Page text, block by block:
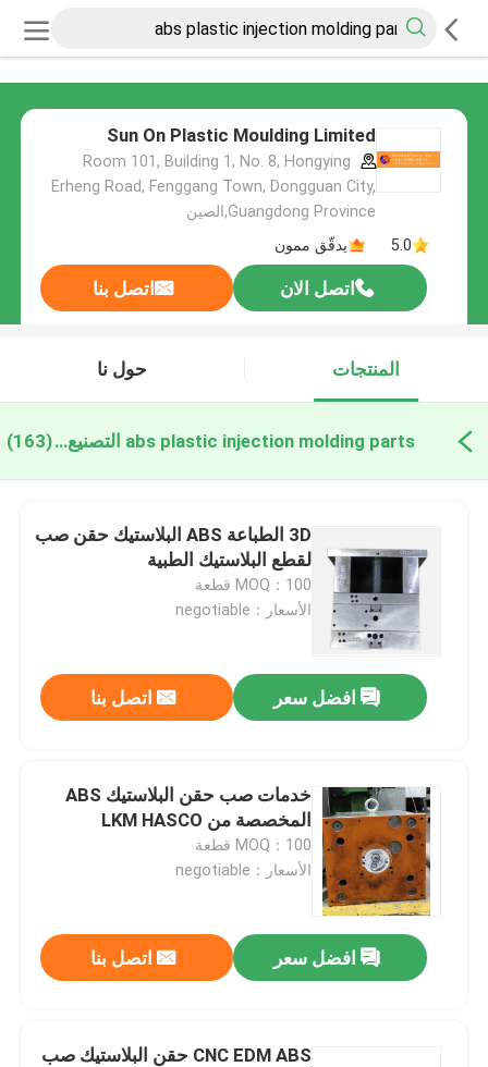
Sun On Plastic Moulding Limited
Room 101, Building 1, No. 8, Hongying
Erheng Road, Fenggang Town, Dongguan City,
Guangdong Province,الصين
5.0
يدقّق ممون
اتصل الان اتصل بنا
المنتجات حول نا
abs plastic injection molding parts التصنيع عبر الإنترنت(163)
3D الطباعة ABS البلاستيك حقن صب
لقطع البلاستيك الطبية
MOQ：100 قطعة
الأسعار：negotiable
افضل سعر اتصل بنا
خدمات صب حقن البلاستيك ABS
المخصصة من LKM HASCO
MOQ：100 قطعة
الأسعار：negotiable
افضل سعر اتصل بنا
CNC EDM ABS حقن البلاستيك صب